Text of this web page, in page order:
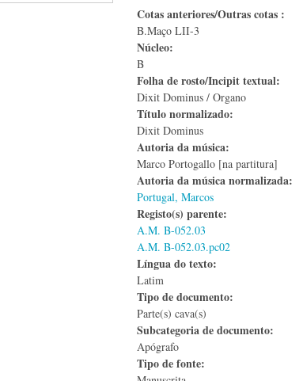
Cotas anteriores/Outras cotas :
B.Maço LII-3
Núcleo:
B
Folha de rosto/Incipit textual:
Dixit Dominus / Organo
Título normalizado:
Dixit Dominus
Autoria da música:
Marco Portogallo [na partitura]
Autoria da música normalizada:
Portugal, Marcos
Registo(s) parente:
A.M. B-052.03
A.M. B-052.03.pc02
Língua do texto:
Latim
Tipo de documento:
Parte(s) cava(s)
Subcategoria de documento:
Apógrafo
Tipo de fonte: